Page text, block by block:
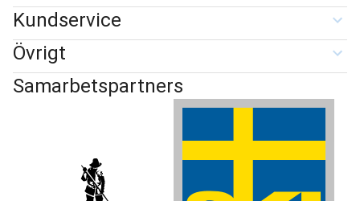
Kundservice
Övrigt
Samarbetspartners